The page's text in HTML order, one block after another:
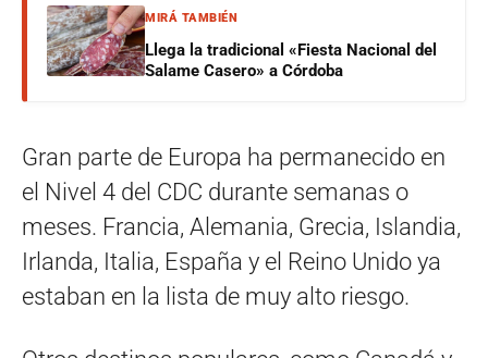
MIRÁ TAMBIÉN
Llega la tradicional «Fiesta Nacional del
Salame Casero» a Córdoba
Gran parte de Europa ha permanecido en
el Nivel 4 del CDC durante semanas o
meses. Francia, Alemania, Grecia, Islandia,
Irlanda, Italia, España y el Reino Unido ya
estaban en la lista de muy alto riesgo.